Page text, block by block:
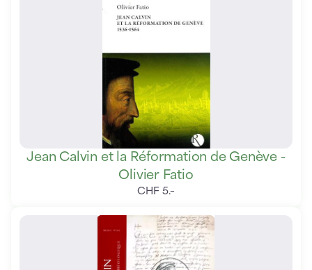
Jean Calvin et la Réformation de Genève -
Olivier Fatio
CHF 5.–